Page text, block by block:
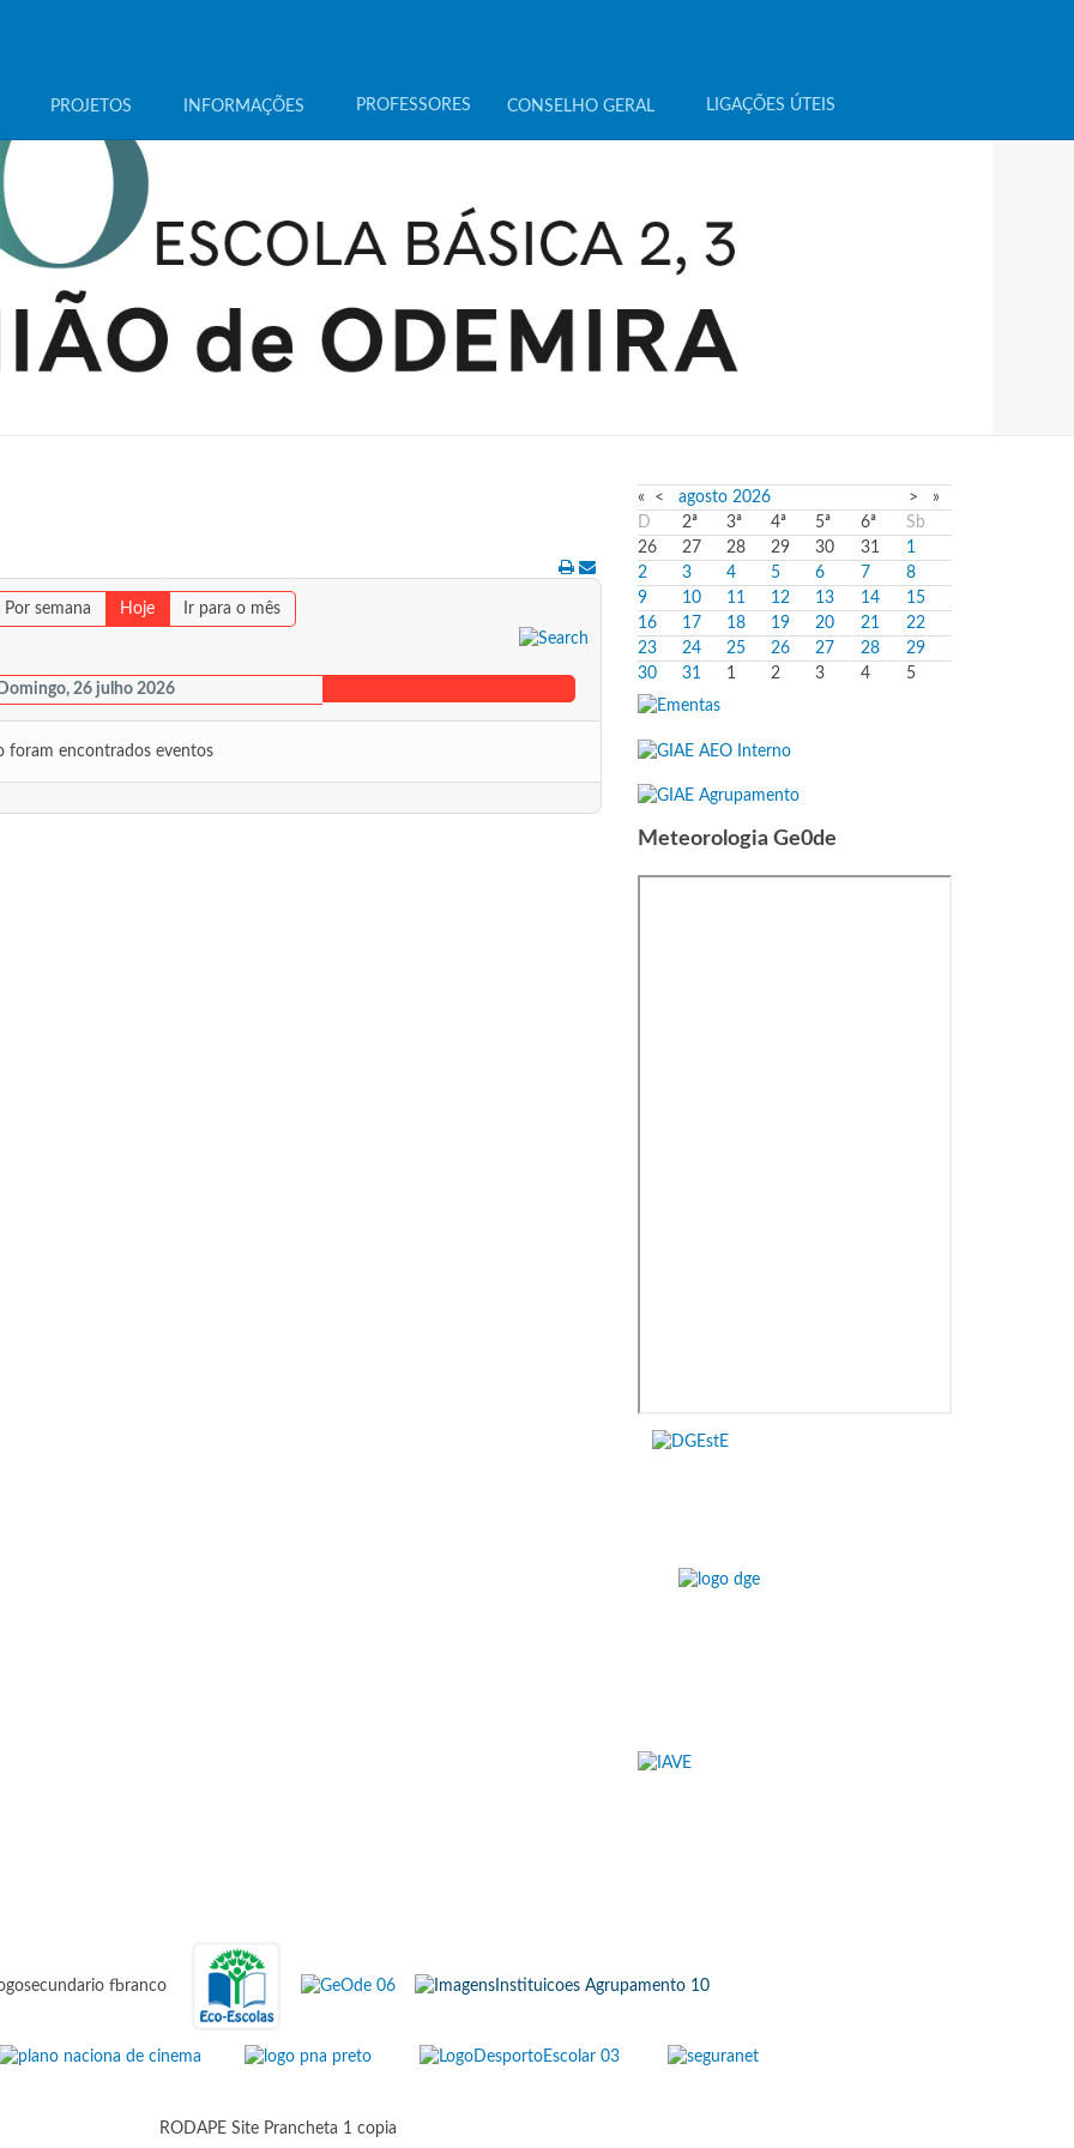
PROJETOS INFORMAÇÕES PROFESSORES CONSELHO GERAL LIGAÇÕES ÚTEIS
Por semana Hoje Ir para o mês
Domingo, 26 julho 2026
foram encontrados eventos
« < agosto 2026 >
»
D
2ª 3ª 4ª 5ª 6ª
Sb
26
27 28 29 30 31
1
2
3 4 5 6 7
8
9
10 11 12 13 14
15
16
17 18 19 20 21
22
23
24 25 26 27 28
29
30
31 1 2 3 4 5
Meteorologia Ge0de